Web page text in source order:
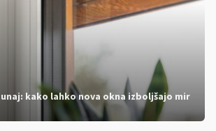
kako lahko nova okna izboljšajo mir